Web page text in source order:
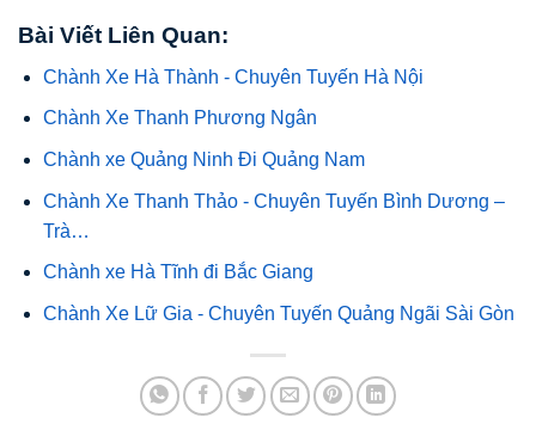
Bài Viết Liên Quan:
Chành Xe Hà Thành - Chuyên Tuyến Hà Nội
Chành Xe Thanh Phương Ngân
Chành xe Quảng Ninh Đi Quảng Nam
Chành Xe Thanh Thảo - Chuyên Tuyến Bình Dương –
Trà…
Chành xe Hà Tĩnh đi Bắc Giang
Chành Xe Lữ Gia - Chuyên Tuyến Quảng Ngãi Sài Gòn